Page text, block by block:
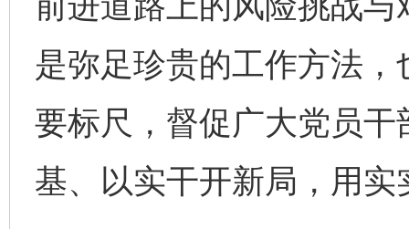
是弥足珍贵的工作方法
要标尺，督促广大党员
基、以实干开新局，用